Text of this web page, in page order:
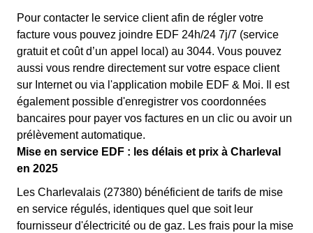
Pour contacter le service client afin de régler votre
facture vous pouvez joindre EDF 24h/24 7j/7 (service
gratuit et coût d’un appel local) au 3044. Vous pouvez
aussi vous rendre directement sur votre espace client
sur Internet ou via l'application mobile EDF & Moi. Il est
également possible d'enregistrer vos coordonnées
bancaires pour payer vos factures en un clic ou avoir un
prélèvement automatique.
Mise en service EDF : les délais et prix à Charleval
en 2025
Les Charlevalais (27380) bénéficient de tarifs de mise
en service régulés, identiques quel que soit leur
fournisseur d'électricité ou de gaz. Les frais pour la mise